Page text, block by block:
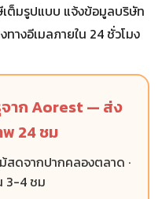
เต็มรูปแบบ แจ้งข้อมูลบริษัท
างอีเมลภายใน 24 ชั่วโมง
จาก Aorest — ส่ง
24 ชม
สดจากปากคลองตลาด ·
3-4 ชม